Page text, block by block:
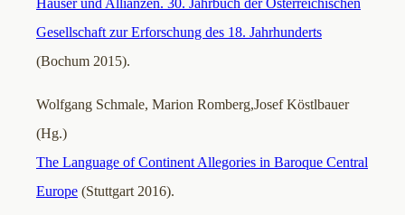
Häuser und Allianzen. 30. Jahrbuch der Österreichischen
Gesellschaft zur Erforschung des 18. Jahrhunderts
(Bochum 2015).
Wolfgang Schmale, Marion Romberg,Josef Köstlbauer
(Hg.)
The Language of Continent Allegories in Baroque Central
Europe (Stuttgart 2016).